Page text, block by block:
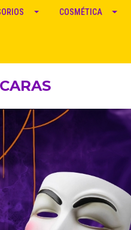
COSMÉTICA